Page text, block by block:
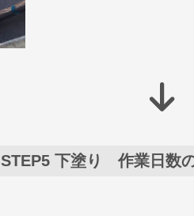
STEP5 下塗り 作業日数